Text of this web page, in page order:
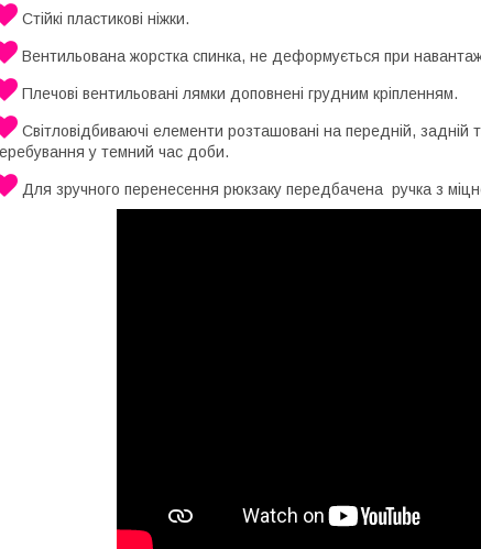
Стійкі пластикові ніжки.
Вентильована жорстка спинка, не деформується при
Плечові вентильовані лямки доповнені грудним кріпленням.
Світловідбиваючі елементи розташовані на передній, задній
у темний час доби.
Для зручного перенесення рюкзаку передбачена ручка з